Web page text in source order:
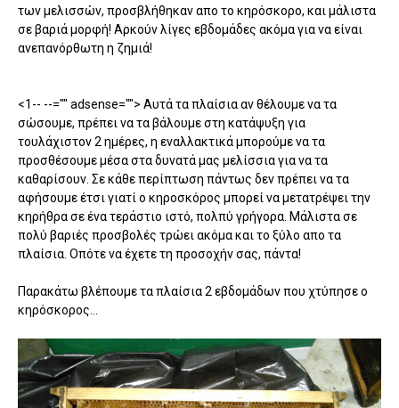
των μελισσών, προσβλήθηκαν απο το κηρόσκορο, και μάλιστα
σε βαριά μορφή! Αρκούν λίγες εβδομάδες ακόμα για να είναι
ανεπανόρθωτη η ζημιά!
<1-- --="" adsense=""> Αυτά τα πλαίσια αν θέλουμε να τα
σώσουμε, πρέπει να τα βάλουμε στη κατάψυξη για
τουλάχιστον 2 ημέρες, η εναλλακτικά μπορούμε να τα
προσθέσουμε μέσα στα δυνατά μας μελίσσια για να τα
καθαρίσουν. Σε κάθε περίπτωση πάντως δεν πρέπει να τα
αφήσουμε έτσι γιατί ο κηροσκόρος μπορεί να μετατρέψει την
κηρήθρα σε ένα τεράστιο ιστό, πολπύ γρήγορα. Μάλιστα σε
πολύ βαριές προσβολές τρώει ακόμα και το ξύλο απο τα
πλαίσια. Οπότε να έχετε τη προσοχήν σας, πάντα!
Παρακάτω βλέπουμε τα πλαίσια 2 εβδομάδων που χτύπησε ο
κηρόσκορος...